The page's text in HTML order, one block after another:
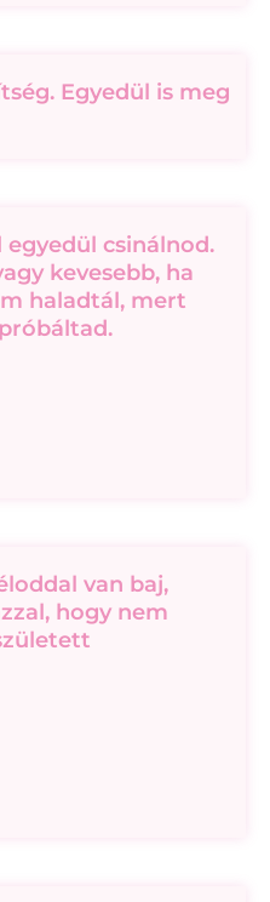
Egyedül is meg
egyedül csinálnod.
kevesebb, ha
haladtál, mert
van baj,
hogy nem